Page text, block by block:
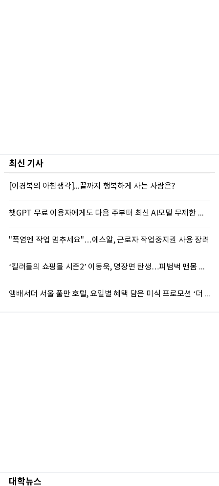
최신 기사
[이경복의 아침생각]...끝까지 행복하게 사는 사람은?
챗GPT 무료 이용자에게도 다음 주부터 최신 AI모델 무제한 제공...오픈AI, GPT-5.6 '루나' 모델 제한없이 제공키로
"폭염엔 작업 멈추세요"…에스알, 근로자 작업중지권 사용 장려
‘킬러들의 쇼핑몰 시즌2’ 이동욱, 명장면 탄생…피범벅 맨몸 액션 ‘감탄’
앰배서더 서울 풀만 호텔, 요일별 혜택 담은 미식 프로모션 ‘더 킹스 : 다이닝 프리빌리지즈’ 선봬
대학뉴스